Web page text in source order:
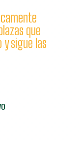
que
sigue las